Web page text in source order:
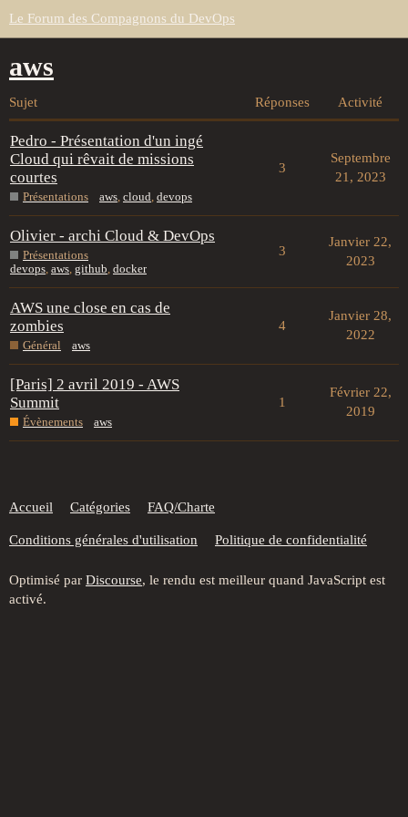
Le Forum des Compagnons du DevOps
aws
Sujet Réponses Activité
Pedro - Présentation d'un ingé
Cloud qui rêvait de missions
courtes
Présentations aws, cloud, devops
3
Septembre
21, 2023
Olivier - archi Cloud & DevOps
Présentations
devops, aws, github, docker
3
Janvier 22,
2023
AWS une close en cas de
zombies
Général aws
4
Janvier 28,
2022
[Paris] 2 avril 2019 - AWS
Summit
Évènements aws
1
Février 22,
2019
Accueil Catégories FAQ/Charte
Conditions générales d'utilisation Politique de confidentialité
Optimisé par Discourse, le rendu est meilleur quand JavaScript est
activé.